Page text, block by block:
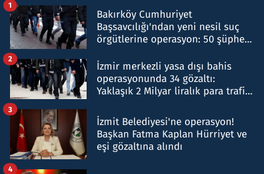
Bakırköy Cumhuriyet
Başsavcılığı'ndan yeni nesil suç
örgütlerine operasyon: 50 şüpheli
1
İzmir merkezli yasa dışı bahis
operasyonunda 34 gözaltı:
Yaklaşık 2 Milyar liralık para trafiği
2
İzmit Belediyesi'ne operasyon!
Başkan Fatma Kaplan Hürriyet ve
eşi gözaltına alındı
3
4